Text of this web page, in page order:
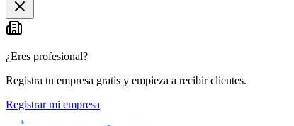
−
¿Eres profesional?
Registra tu empresa gratis y empieza a recibir clientes.
Registrar mi empresa